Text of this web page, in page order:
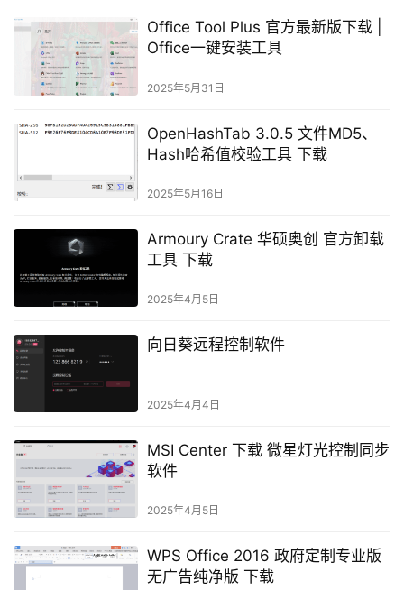
Office Tool Plus 官方最新版下载 |
Office一键安装工具
2025年5月31日
OpenHashTab 3.0.5 文件MD5、
Hash哈希值校验工具 下载
2025年5月16日
Armoury Crate 华硕奥创 官方卸载
工具 下载
2025年4月5日
向日葵远程控制软件
2025年4月4日
MSI Center 下载 微星灯光控制同步
软件
2025年4月5日
WPS Office 2016 政府定制专业版
无广告纯净版 下载